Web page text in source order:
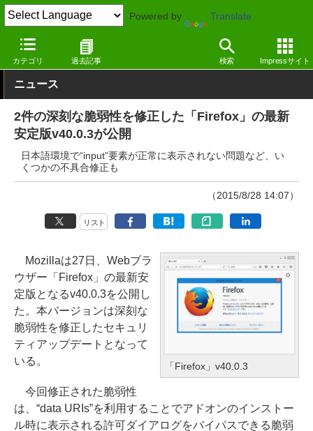
Powered by Translate
カテゴリ 過去記事 検索 Impressサイト
窓の杜 インターネット Windows
ニュース
2件の深刻な脆弱性を修正した「Firefox」の最新
安定版v40.0.3が公開
日本語環境で“input”要素が正常に表示されない問題など、い
くつかの不具合修正も
（2015/8/28 14:07）
リスト
「Firefox」v40.0.3
Mozillaは27日、Webブラ
ウザー「Firefox」の最新安
定版となるv40.0.3を公開し
た。本バージョンは深刻な
脆弱性を修正したセキュリ
ティアップデートとなって
いる。
今回修正された脆弱性
は、“data URIs”を利用することでアドオンのインストー
ル時に表示される許可ダイアログをバイパスできる脆弱